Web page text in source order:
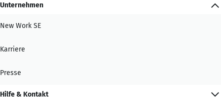
Unternehmen
New Work SE
Karriere
Presse
Hilfe & Kontakt